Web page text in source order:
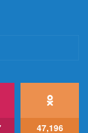
47,196